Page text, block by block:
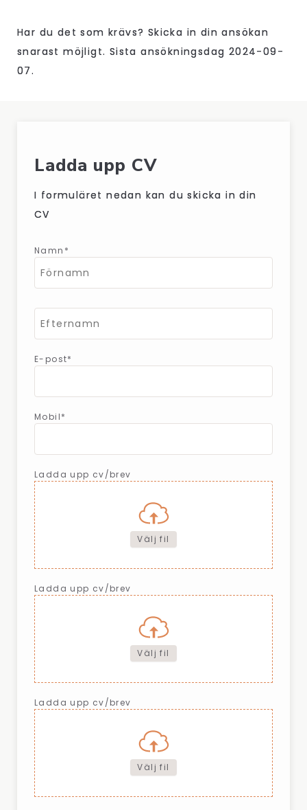
Har du det som krävs? Skicka in din ansökan
snarast möjligt. Sista ansökningsdag 2024-09-
07.
Ladda upp CV
I formuläret nedan kan du skicka in din
CV
Namn*
E-post*
Mobil*
Ladda upp cv/brev
Välj fil
Ladda upp cv/brev
Välj fil
Ladda upp cv/brev
Välj fil